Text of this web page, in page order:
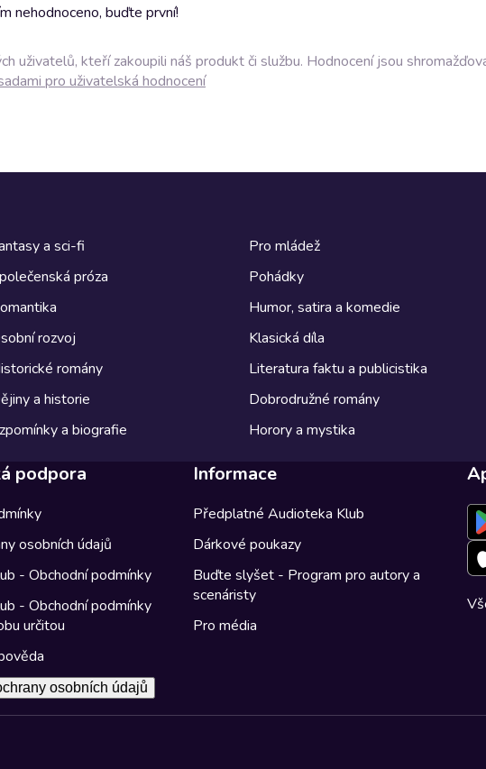
nehodnoceno, buďte první!
uživatelů, kteří zakoupili náš produkt či službu. Hodnocení jsou
pro uživatelská hodnocení
a sci-fi
próza
rozvoj
romány
a historie
a biografie
Pro mládež
Pohádky
Humor, satira a komedie
Klasická díla
Literatura faktu a publicistika
Dobrodružné romány
Horory a mystika
podpora
osobních údajů
- Obchodní podmínky
- Obchodní podmínky
určitou
osobních údajů
Informace
Předplatné Audioteka Klub
Dárkové poukazy
Buďte slyšet - Program pro autory a
scenáristy
Pro média